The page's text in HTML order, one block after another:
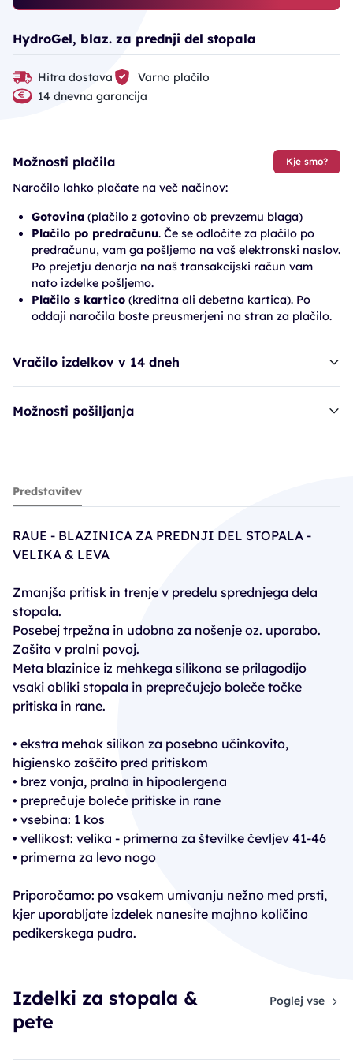
HydroGel, blaz. za prednji del stopala
Hitra dostava
Varno plačilo
14 dnevna garancija
Možnosti plačila Kje smo?
Naročilo lahko plačate na več načinov:
Gotovina (plačilo z gotovino ob prevzemu blaga)
Plačilo po predračunu. Če se odločite za plačilo po
predračunu, vam ga pošljemo na vaš elektronski naslov.
Po prejetju denarja na naš transakcijski račun vam
nato izdelke pošljemo.
Plačilo s kartico (kreditna ali debetna kartica). Po
oddaji naročila boste preusmerjeni na stran za plačilo.
Vračilo izdelkov v 14 dneh
Možnosti pošiljanja
Raue blazinica Meta - velika, leva
13,90€
Predstavitev
RAUE - BLAZINICA ZA PREDNJI DEL STOPALA -
VELIKA & LEVA
Zmanjša pritisk in trenje v predelu sprednjega dela
stopala.
Posebej trpežna in udobna za nošenje oz. uporabo.
Zašita v pralni povoj.
Meta blazinice iz mehkega silikona se prilagodijo
vsaki obliki stopala in preprečujejo boleče točke
pritiska in rane.
• ekstra mehak silikon za posebno učinkovito,
higiensko zaščito pred pritiskom
• brez vonja, pralna in hipoalergena
• preprečuje boleče pritiske in rane
• vsebina: 1 kos
• vellikost: velika - primerna za številke čevljev 41-46
• primerna za levo nogo
Priporočamo: po vsakem umivanju nežno med prsti,
kjer uporabljate izdelek nanesite majhno količino
pedikerskega pudra.
Izdelki za stopala &
pete
Poglej vse